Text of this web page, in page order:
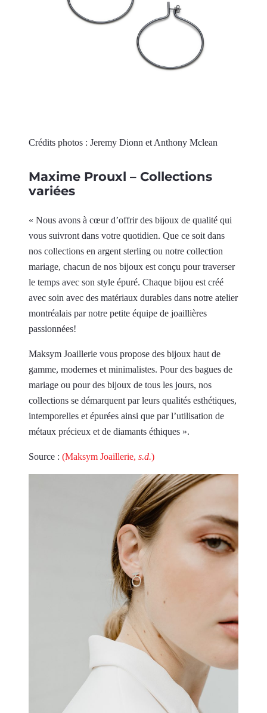
Crédits photos : Jeremy Dionn et Anthony Mclean
Maxime Prouxl – Collections
variées
« Nous avons à cœur d’offrir des bijoux de qualité qui
vous suivront dans votre quotidien. Que ce soit dans
nos collections en argent sterling ou notre collection
mariage, chacun de nos bijoux est conçu pour traverser
le temps avec son style épuré. Chaque bijou est créé
avec soin avec des matériaux durables dans notre atelier
montréalais par notre petite équipe de joaillières
passionnées!
Maksym Joaillerie vous propose des bijoux haut de
gamme, modernes et minimalistes. Pour des bagues de
mariage ou pour des bijoux de tous les jours, nos
collections se démarquent par leurs qualités esthétiques,
intemporelles et épurées ainsi que par l’utilisation de
métaux précieux et de diamants éthiques ».
Source : (Maksym Joaillerie, s.d.)